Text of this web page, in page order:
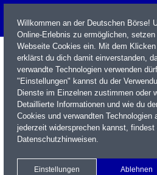
Name / WKN / ISIN / Kürzel
Xetra Realtime
Watchlist
Willkommen an der Deutschen Börse!
Online-Erlebnis zu ermöglichen,
Webseite Cookies ein. Mit dem
erklärst du dich damit einverstanden,
verwandte Technologien verwenden
"Einstellungen" kannst du der
Dienste im Einzelnen zustimmen oder
Detaillierte Informationen und wie du
Cookies und verwandten Technologien
jederzeit widersprechen kannst, findest
Datenschutzhinweisen.
Einstellungen Ablehnen